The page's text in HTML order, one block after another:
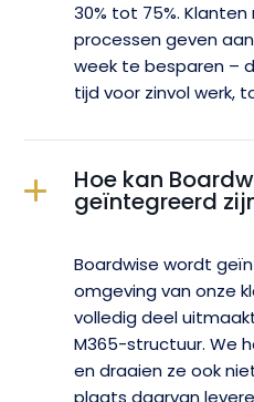
30% tot 75%.
processen geven
week te besparen –
tijd voor zinvol werk,
Hoe kan
geïntegreerd
Boardwise wordt
omgeving van onze
volledig deel
M365-structuur. We
en draaien ze ook
plaats daarvan